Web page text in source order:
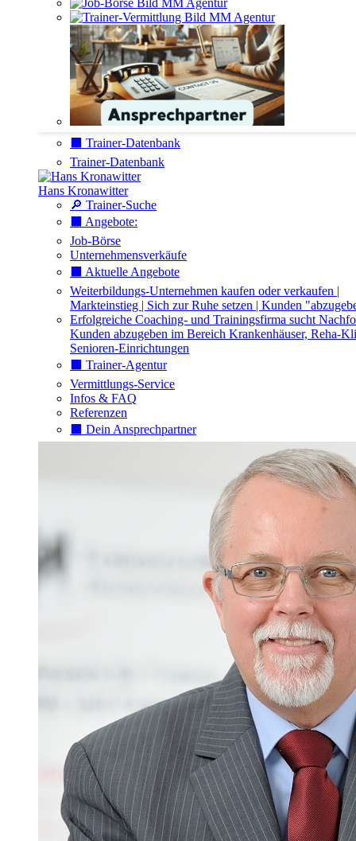
⬛️ Trainer-Datenbank
Trainer-Datenbank
Hans Kronawitter
🔎 Trainer-Suche
⬛️ Angebote:
Job-Börse
Unternehmensverkäufe
⬛️ Aktuelle Angebote
Weiterbildungs-Unternehmen kaufen oder verkaufen |
Markteinstieg | Sich zur Ruhe setzen | Kunden
Erfolgreiche Coaching- und Trainingsfirma sucht
Kunden abzugeben im Bereich Krankenhäuser, Reha-
Senioren-Einrichtungen
⬛️ Trainer-Agentur
Vermittlungs-Service
Infos & FAQ
Referenzen
⬛️ Dein Ansprechpartner